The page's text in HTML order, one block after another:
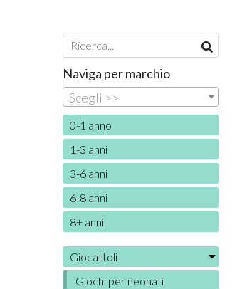
Naviga per marchio
Scegli >>
0-1 anno
1-3 anni
3-6 anni
6-8 anni
8+ anni
Giocattoli
Giochi per neonati